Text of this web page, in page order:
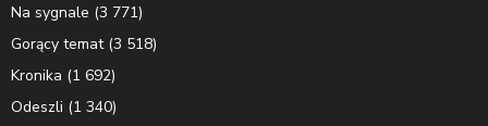
Na sygnale (3 771)
Gorący temat(3 518)
Kronika (1 692)
Odeszli (1 340)